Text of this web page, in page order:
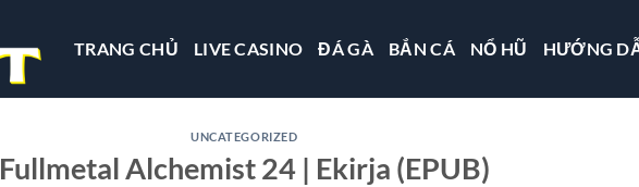
TRANG CHỦ LIVE CASINO ĐÁ GÀ BẮN CÁ NỔ HŨ HƯỚNG
UNCATEGORIZED
Fullmetal Alchemist 24 | Ekirja (EPUB)